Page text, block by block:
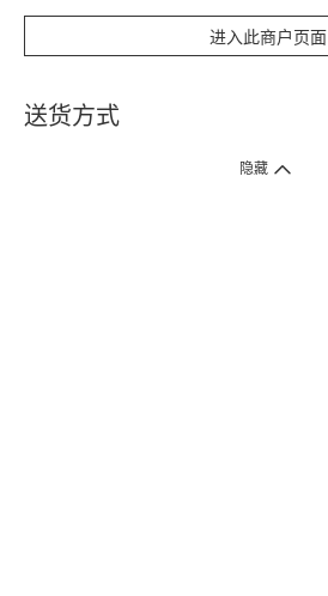
进入此商户页面
送货方式
1. 送货到府（受卫生署条例规管产品除外 ）
隐藏